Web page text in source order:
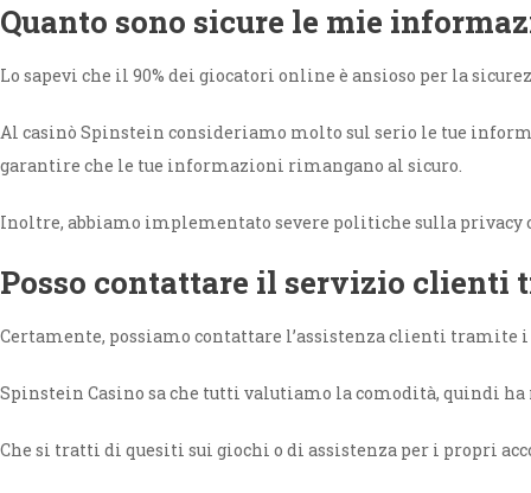
Quanto sono sicure le mie
Lo sapevi che il 90% dei giocatori online è ansioso per la
Al casinò Spinstein consideriamo molto sul serio le tue
garantire che le tue informazioni rimangano al sicuro.
Inoltre, abbiamo implementato severe politiche sulla
Posso contattare il servizio clienti
Certamente, possiamo contattare l’assistenza clienti tramite
Spinstein Casino sa che tutti valutiamo la comodità, quindi
Che si tratti di quesiti sui giochi o di assistenza per i propri